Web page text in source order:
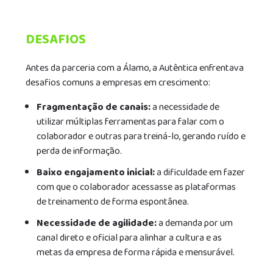
DESAFIOS
Antes da parceria com a Álamo, a Autêntica enfrentava
desafios comuns a empresas em crescimento:
Fragmentação de canais:a necessidade de
utilizar múltiplas ferramentas para falar com o
colaborador e outras para treiná-lo, gerando ruído e
perda de informação.
Baixo engajamento inicial:a dificuldade em fazer
com que o colaborador acessasse as plataformas
de treinamento de forma espontânea.
Necessidade de agilidade:a demanda por um
canal direto e oficial para alinhar a cultura e as
metas da empresa de forma rápida e mensurável.